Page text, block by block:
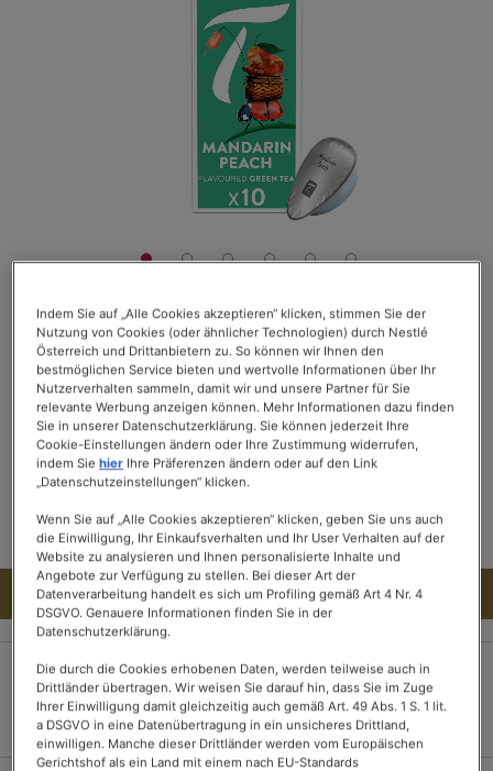
€ 4,90
Die Packung mit 10 Kapseln
200,00€/kg inkl. MwSt, zzgl. Versand
Bewertung:
83
% of100
Bewertungen lesen (7)
Auf Lager
IN DEN WARENKORB
100% sichere
Zahlung
Lieferung innerhalb
von 3 Tagen
Kostenloser Versand
ab 15 Tee-
Packungen
Indem Sie auf „Alle Cookies akzeptieren“ klicken, stimmen Sie der
Nutzung von Cookies (oder ähnlicher Technologien) durch Nestlé
Österreich und Drittanbietern zu. So können wir Ihnen den
bestmöglichen Service bieten und wertvolle Informationen über Ihr
Nutzerverhalten sammeln, damit wir und unsere Partner für Sie
relevante Werbung anzeigen können. Mehr Informationen dazu finden
Sie in unserer Datenschutzerklärung. Sie können jederzeit Ihre
Cookie-Einstellungen ändern oder Ihre Zustimmung widerrufen,
indem Siehier Ihre Präferenzen ändern oder auf den Link
„Datenschutzeinstellungen“ klicken.
Wenn Sie auf „Alle Cookies akzeptieren“ klicken, geben Sie uns auch
die Einwilligung, Ihr Einkaufsverhalten und Ihr User Verhalten auf der
Website zu analysieren und Ihnen personalisierte Inhalte und
Angebote zur Verfügung zu stellen. Bei dieser Art der
Datenverarbeitung handelt es sich um Profiling gemäß Art 4 Nr. 4
DSGVO. Genauere Informationen finden Sie in der
Datenschutzerklärung.
Die durch die Cookies erhobenen Daten, werden teilweise auch in
Drittländer übertragen. Wir weisen Sie darauf hin, dass Sie im Zuge
Ihrer Einwilligung damit gleichzeitig auch gemäß Art. 49 Abs. 1 S. 1 lit.
a DSGVO in eine Datenübertragung in ein unsicheres Drittland,
einwilligen. Manche dieser Drittländer werden vom Europäischen
Gerichtshof als ein Land mit einem nach EU-Standards